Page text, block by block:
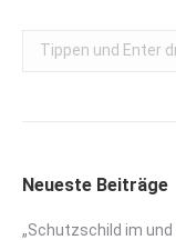
Search:
Neueste Beiträge
„Schutzschild im und